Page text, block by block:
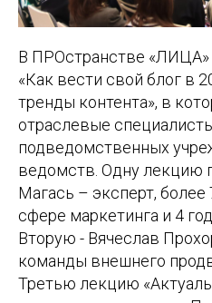
В ПРОстранстве «ЛИЦА»
«Как вести свой блог в
тренды контента», в
отраслевые
подведомственных
ведомств. Одну лекцию
Магась – эксперт,
сфере маркетинга и 4
Вторую - Вячеслав
команды внешнего
Третью лекцию